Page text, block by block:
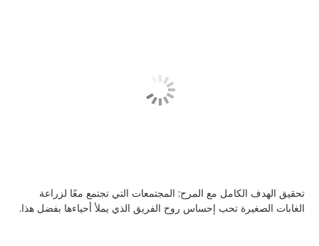
تحقيق الهدف الكامل مع المرح: المجتمعات التي تجتمع معًا لزراعة
الغابات الصغيرة تحب إحساس روح الفريق الذي يملأ أحياءها بفضل هذا.